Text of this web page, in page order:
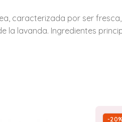
caracterizada por ser
la lavanda. Ingredientes
-